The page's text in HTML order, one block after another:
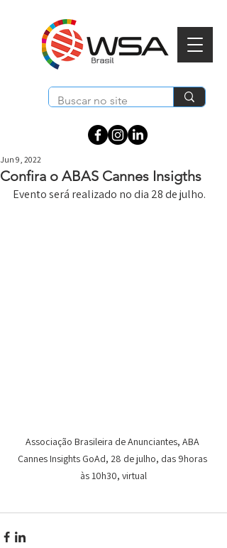
Confira o ABAS Cannes Insigths
Jun 9, 2022
Evento será realizado no dia 28 de julho.
Associação Brasileira de Anunciantes, ABA
Cannes Insights GoAd, 28 de julho, das 9horas
às 10h30, virtual